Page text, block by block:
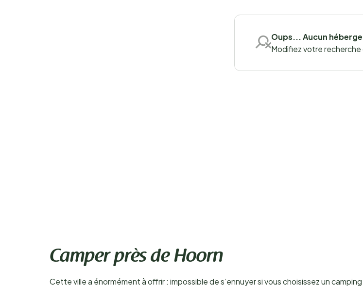
Oups... Aucun
Modifiez votre
Camper près de Hoorn
Cette ville a énormément à offrir : impossible de s’ennuyer si vous choisissez un